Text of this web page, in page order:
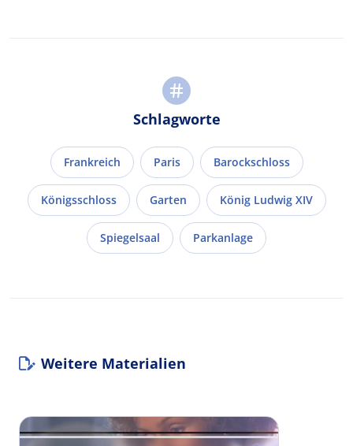
Schlagworte
Frankreich Paris Barockschloss
Königsschloss Garten König Ludwig XIV
Spiegelsaal Parkanlage
Weitere Materialien